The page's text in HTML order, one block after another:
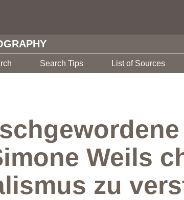
Search Tips List of Sources
Weils
zu